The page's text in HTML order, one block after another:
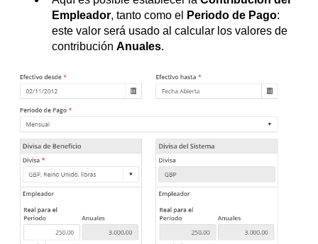
Empleador, tanto como el Periodo de Pago:
este valor será usado al calcular los valores de
contribución Anuales.